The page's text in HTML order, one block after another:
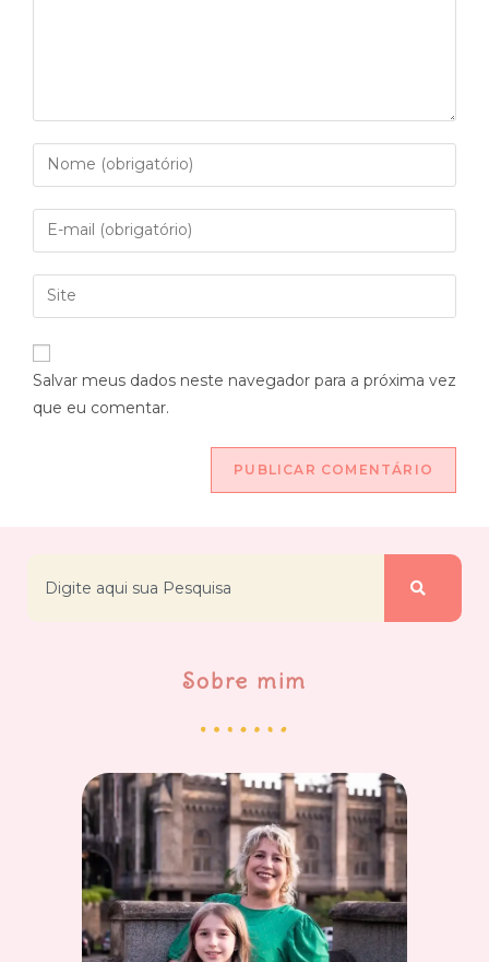
Salvar meus dados neste navegador para a próxima vez
que eu comentar.
Sobre mim